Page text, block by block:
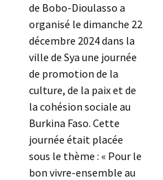
de Bobo-Dioulasso a
organisé le dimanche 22
décembre 2024 dans la
ville de Sya une journée
de promotion de la
culture, de la paix et de
la cohésion sociale au
Burkina Faso. Cette
journée était placée
sous le thème : « Pour le
bon vivre-ensemble au